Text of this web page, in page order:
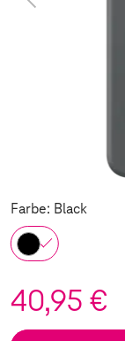
Farbe: Black
40,95 €